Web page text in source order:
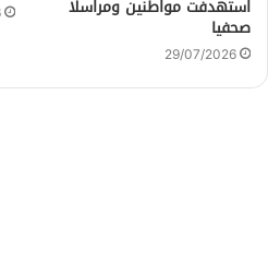
استهدفت مواطنين ومراسلا
صحفيا
29/07/2026